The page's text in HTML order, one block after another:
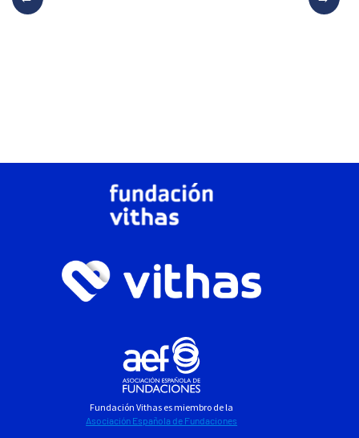
Fundación Vithas es miembro de la
Asociación Española de Fundaciones